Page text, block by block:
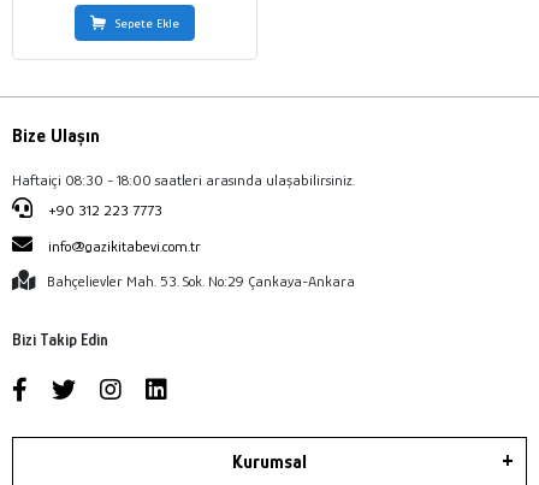
Sepete Ekle
Bize Ulaşın
Haftaiçi 08:30 - 18:00 saatleri arasında ulaşabilirsiniz.
+90 312 223 7773
info@gazikitabevi.com.tr
Bahçelievler Mah. 53. Sok. No:29 Çankaya-Ankara
Bizi Takip Edin
Kurumsal